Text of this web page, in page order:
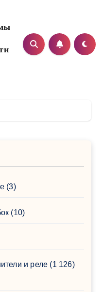
(3)
(10)
и реле (1 126)